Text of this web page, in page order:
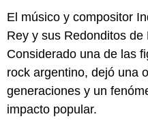
El músico y compositor
Rey y sus Redonditos
Considerado una de las
rock argentino, dejó una
generaciones y un
impacto popular.